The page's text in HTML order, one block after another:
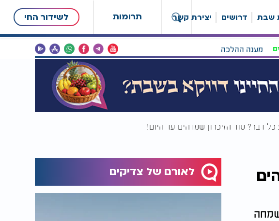
תרומות לשידור החי שבת דרושים יצירת קשר
מענה ההלכה
דבר? סוד הזיכרון שמדהים עד היום!
לאורם של צדיקים